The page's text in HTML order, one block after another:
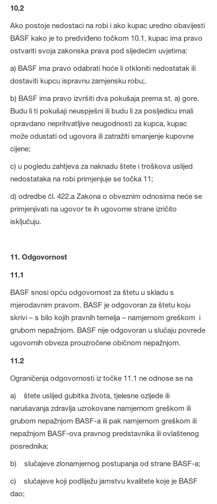
10.2
Ako postoje nedostaci na robi i ako kupac uredno obavijesti
BASF kako je to predviđeno točkom 10.1, kupac ima pravo
ostvariti svoja zakonska prava pod sljedećim uvjetima:
a) BASF ima pravo odabrati hoće li otkloniti nedostatak ili
dostaviti kupcu ispravnu zamjensku robu;.
b) BASF ima pravo izvršiti dva pokušaja prema st. a) gore.
Budu li ti pokušaji neuspješni ili budu li za posljedicu imali
opravdano neprihvatljive neugodnosti za kupca, kupac
može odustati od ugovora ili zatražiti smanjenje kupovne
cijene;
c) u pogledu zahtjeva za naknadu štete i troškova uslijed
nedostataka na robi primjenjuje se točka 11;
d) odredbe čl. 422.a Zakona o obveznim odnosima neće se
primjenjivati na ugovor te ih ugovorne strane izričito
isključuju.
11. Odgovornost
11.1
BASF snosi opću odgovornost za štetu u skladu s
mjerodavnim pravom. BASF je odgovoran za štetu koju
skrivi – s bilo kojih pravnih temelja – namjernom greškom i
grubom nepažnjom. BASF nije odgovoran u slučaju povrede
ugovornih obveza prouzročene običnom nepažnjom.
11.2
Ograničenja odgovornosti iz točke 11.1 ne odnose se na
a) štete uslijed gubitka života, tjelesne ozljede ili
narušavanja zdravlja uzrokovane namjernom greškom ili
grubom nepažnjom BASF-a ili pak namjernom greškom ili
nepažnjom BASF-ova pravnog predstavnika ili ovlaštenog
posrednika;
b) slučajeve zlonamjernog postupanja od strane BASF-a;
c) slučajeve koji podliježu jamstvu kvalitete koje je BASF
dao;